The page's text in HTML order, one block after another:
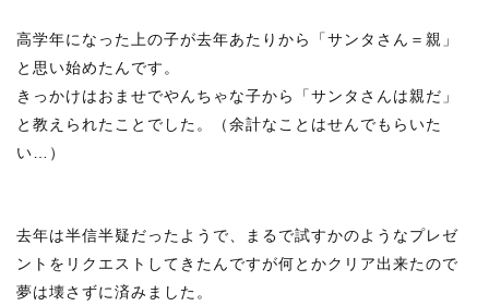
高学年になった上の子が去年あたりから「サンタさん＝親」
と思い始めたんです。
きっかけはおませでやんちゃな子から「サンタさんは親だ」
と教えられたことでした。（余計なことはせんでもらいた
い…）
去年は半信半疑だったようで、まるで試すかのようなプレゼ
ントをリクエストしてきたんですが何とかクリア出来たので
夢は壊さずに済みました。